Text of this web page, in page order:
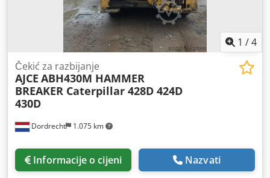
1 /4
Dordrecht 1.075 km
Čekić za razbijanje
AJCE ABH430M HAMMER
BREAKER Caterpillar 428D 424D
430D
Informacije o cijeni Nazvati